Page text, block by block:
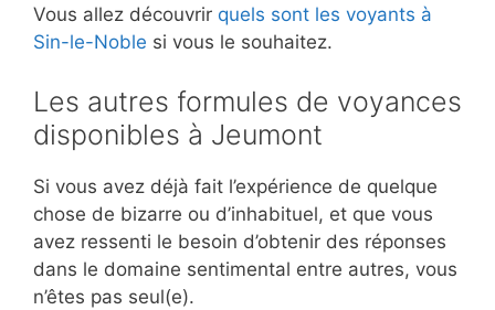
Vous allez découvrir quels sont les voyants à
Sin-le-Noble si vous le souhaitez.
Les autres formules de voyances
disponibles à Jeumont
Si vous avez déjà fait l’expérience de quelque
chose de bizarre ou d’inhabituel, et que vous
avez ressenti le besoin d’obtenir des réponses
dans le domaine sentimental entre autres, vous
n’êtes pas seul(e).